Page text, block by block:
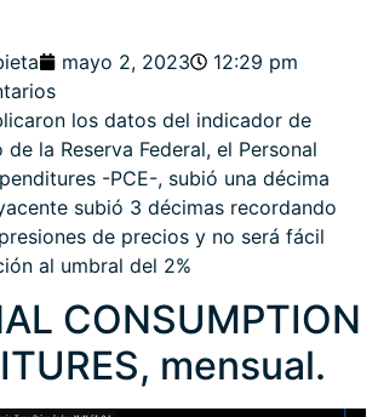
mayo 2, 2023
12:29 pm
los datos del indicador de
la Reserva Federal, el Personal
-PCE-, subió una décima
subió 3 décimas recordando
de precios y no será fácil
al umbral del 2%
CONSUMPTION
mensual.